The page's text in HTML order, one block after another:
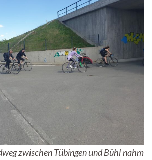
zwischen Tübingen und Bühl nahm